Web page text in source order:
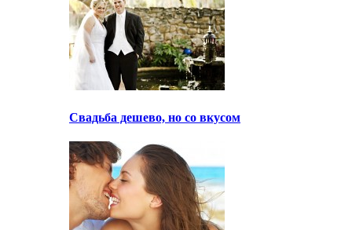
Свадьба дешево, но со вкусом